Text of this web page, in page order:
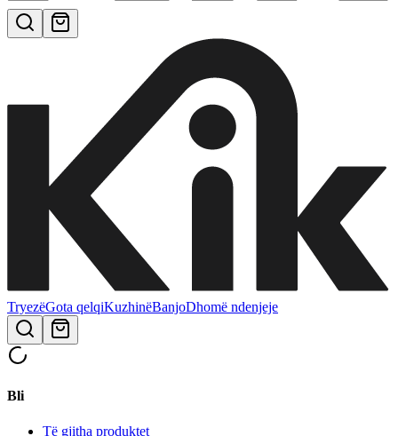
TryezëGota qelqiKuzhinëBanjoDhomë ndenjeje
Bli
Të gjitha produktet